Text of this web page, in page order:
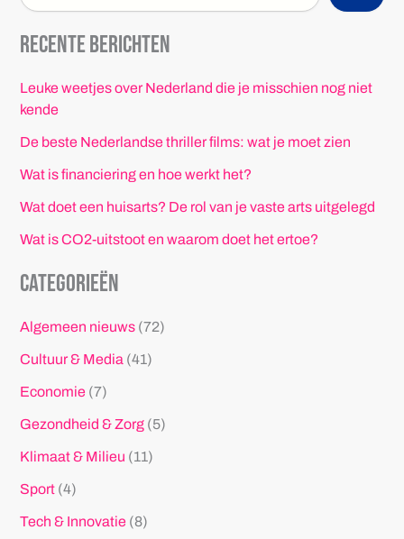
Recente berichten
Leuke weetjes over Nederland die je misschien nog niet
kende
De beste Nederlandse thriller films: wat je moet zien
Wat is financiering en hoe werkt het?
Wat doet een huisarts? De rol van je vaste arts uitgelegd
Wat is CO2-uitstoot en waarom doet het ertoe?
Categorieën
Algemeen nieuws(72)
Cultuur & Media (41)
Economie(7)
Gezondheid & Zorg(5)
Klimaat & Milieu (11)
Sport(4)
Tech & Innovatie(8)